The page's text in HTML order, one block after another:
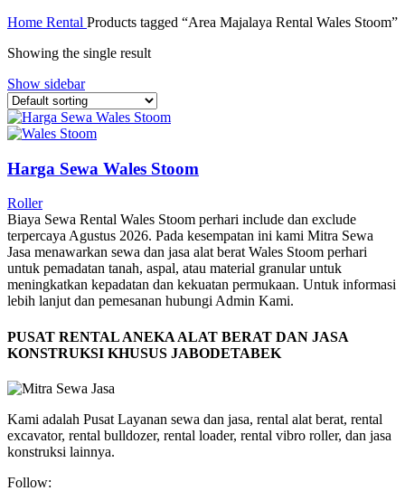
Home Rental Products tagged “Area Majalaya Rental Wales Stoom”
Showing the single result
Show sidebar
Harga Sewa Wales Stoom
Roller
Biaya Sewa Rental Wales Stoom perhari include dan exclude
terpercaya Agustus 2026. Pada kesempatan ini kami Mitra Sewa
Jasa menawarkan sewa dan jasa alat berat Wales Stoom perhari
untuk pemadatan tanah, aspal, atau material granular untuk
meningkatkan kepadatan dan kekuatan permukaan. Untuk informasi
lebih lanjut dan pemesanan hubungi Admin Kami.
PUSAT RENTAL ANEKA ALAT BERAT DAN JASA
KONSTRUKSI KHUSUS JABODETABEK
Kami adalah Pusat Layanan sewa dan jasa, rental alat berat, rental
excavator, rental bulldozer, rental loader, rental vibro roller, dan jasa
konstruksi lainnya.
Follow: